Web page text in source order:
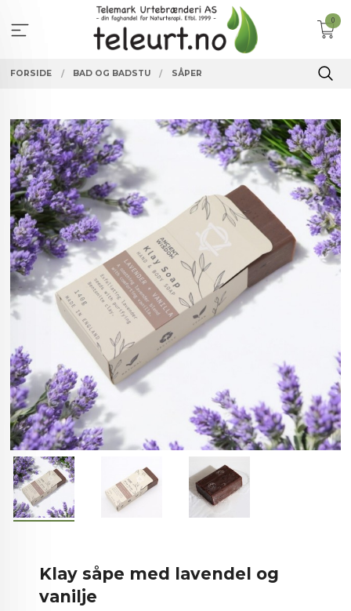
innholdet
0
FORSIDE BAD OG BADSTU SÅPER
Klay såpe med lavendel og
vanilje